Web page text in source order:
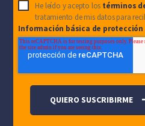
He leído y acepto los términos
tratamiento de mis datos para
Información básica de protección